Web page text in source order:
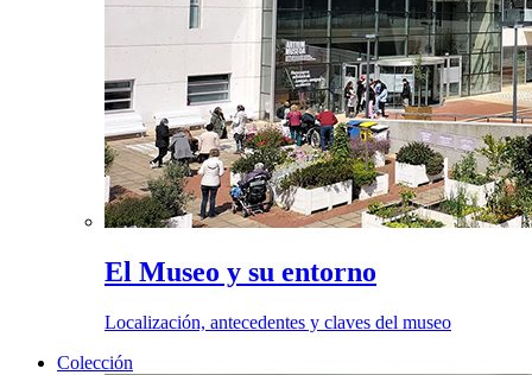
El Museo y su entorno
Localización, antecedentes y claves del museo
Colección